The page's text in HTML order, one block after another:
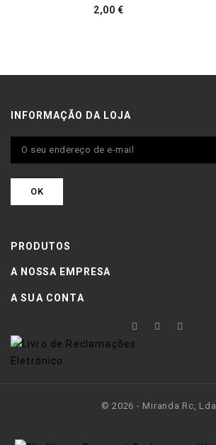
2,00 €Preço
INFORMAÇÃO DA LOJA
PRODUTOS
A NOSSA EMPRESA
A SUA CONTA
© 2026 - Miranda Rc, Lda